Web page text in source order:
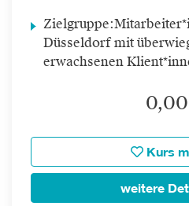
Zielgruppe:
Düsseldorf mit
erwachsenen
Kurs
weitere